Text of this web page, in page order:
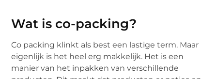
Wat is co-packing?
Co packing klinkt als best een lastige term. Maar
eigenlijk is het heel erg makkelijk. Het is een
manier van het inpakken van verschillende